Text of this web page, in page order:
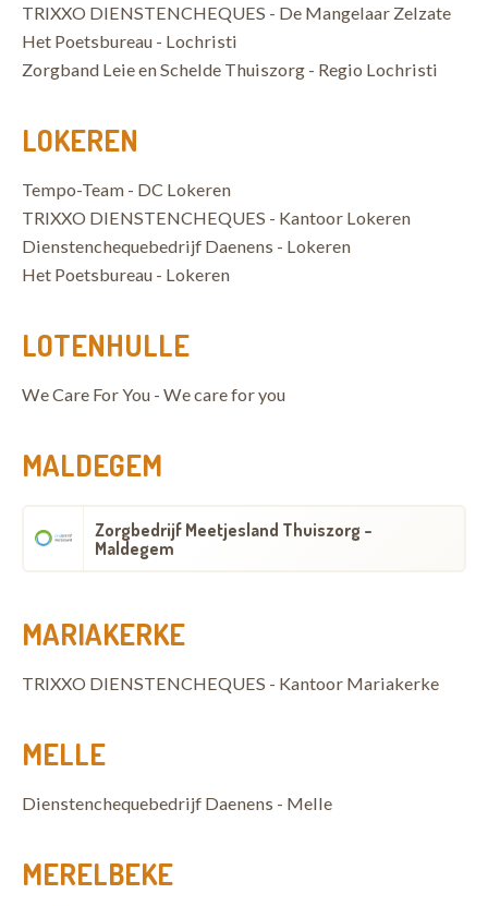
TRIXXO DIENSTENCHEQUES - De Mangelaar Zelzate
Het Poetsbureau - Lochristi
Zorgband Leie en Schelde Thuiszorg - Regio Lochristi
LOKEREN
Tempo-Team - DC Lokeren
TRIXXO DIENSTENCHEQUES - Kantoor Lokeren
Dienstenchequebedrijf Daenens - Lokeren
Het Poetsbureau - Lokeren
LOTENHULLE
We Care For You - We care for you
MALDEGEM
Zorgbedrijf Meetjesland Thuiszorg -
Maldegem
MARIAKERKE
TRIXXO DIENSTENCHEQUES - Kantoor Mariakerke
MELLE
Dienstenchequebedrijf Daenens - Melle
MERELBEKE